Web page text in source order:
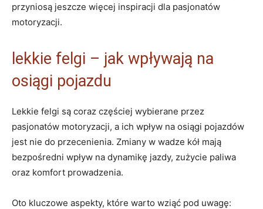
przyniosą jeszcze więcej inspiracji dla pasjonatów
motoryzacji.
lekkie felgi – jak wpływają na
osiągi pojazdu
Lekkie felgi są coraz częściej wybierane przez
pasjonatów motoryzacji, a ich wpływ na osiągi pojazdów
jest nie do przecenienia. Zmiany w wadze kół mają
bezpośredni wpływ na dynamikę jazdy, zużycie paliwa
oraz komfort prowadzenia.
Oto kluczowe aspekty, które warto wziąć pod uwagę: